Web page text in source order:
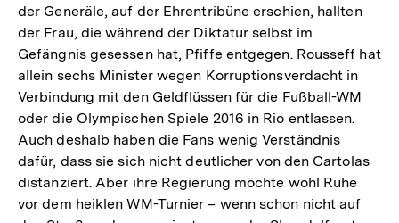
der Generäle, auf der Ehrentribüne erschien, hallten
der Frau, die während der Diktatur selbst im
Gefängnis gesessen hat, Pfiffe entgegen. Rousseff hat
allein sechs Minister wegen Korruptionsverdacht in
Verbindung mit den Geldflüssen für die Fußball-WM
oder die Olympischen Spiele 2016 in Rio entlassen.
Auch deshalb haben die Fans wenig Verständnis
dafür, dass sie sich nicht deutlicher von den Cartolas
distanziert. Aber ihre Regierung möchte wohl Ruhe
vor dem heiklen WM-Turnier – wenn schon nicht auf